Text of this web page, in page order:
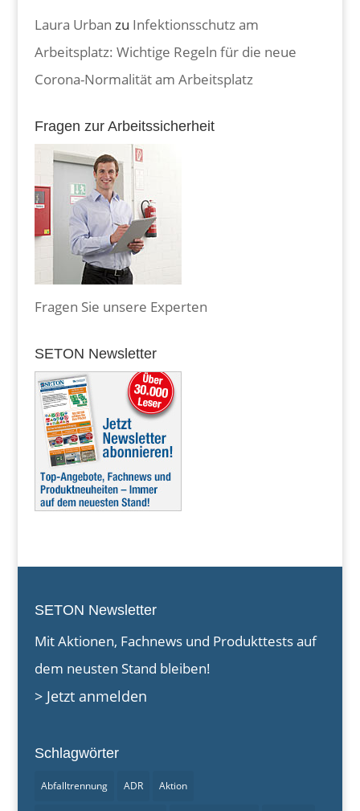
Laura Urban zu Infektionsschutz am
Arbeitsplatz: Wichtige Regeln für die neue
Corona-Normalität am Arbeitsplatz
Fragen zur Arbeitssicherheit
Fragen Sie unsere Experten
SETON Newsletter
SETON Newsletter
Mit Aktionen, Fachnews und Produkttests auf
dem neusten Stand bleiben!
> Jetzt anmelden
Schlagwörter
Abfalltrennung ADR Aktion